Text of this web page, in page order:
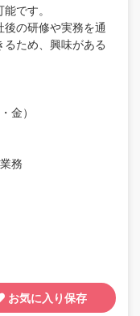
です。
の研修や実務を通
るため、興味がある
金）
務
お気に入り保存